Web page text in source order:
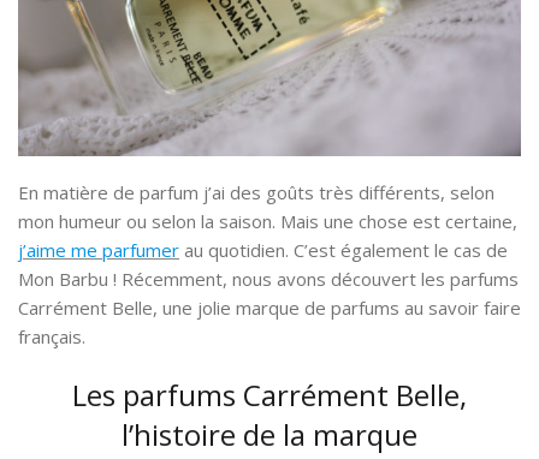
En matière de parfum j’ai des goûts très différents, selon
mon humeur ou selon la saison. Mais une chose est certaine,
j’aime me parfumer au quotidien. C’est également le cas de
Mon Barbu ! Récemment, nous avons découvert les parfums
Carrément Belle, une jolie marque de parfums au savoir faire
français.
Les parfums Carrément Belle,
l’histoire de la marque